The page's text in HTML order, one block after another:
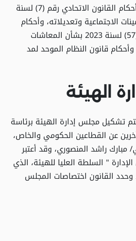
تتولى الهيئة تطبيق أحكام القانون الاتحادي رقم (7) لسنة
الاجتماعية وتعديلاته، وأحكام
المرسوم بقانون رقم (57) لسنة 2023 بشأن المعاشات
وأحكام قانون النظام الموحد لمد
الهيئة
تشكيل مجلس إدارة الهيئة برئاسة
عن القطاعين الحكومي والخاص،
راشد المنصوري، وقد أعتبر
" السلطة العليا للهيئة، الذي
القانون اختصاصات المجلس